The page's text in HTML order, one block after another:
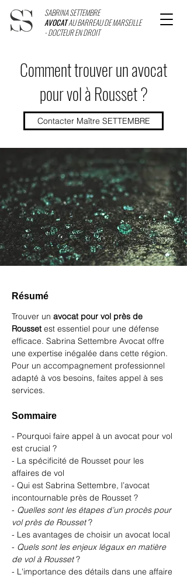
SABRINA SETTEMBRE
AVOCATAU BARREAU DE MARSEILLE
- DOCTEUR EN DROIT
Comment trouver un avocat
pour vol à Rousset ?
Contacter Maître SETTEMBRE
Résumé
Trouver un avocat pour vol près de
Rousset est essentiel pour une défense
efficace. Sabrina Settembre Avocat offre
une expertise inégalée dans cette région.
Pour un accompagnement professionnel
adapté à vos besoins, faites appel à ses
services.
Sommaire
- Pourquoi faire appel à un avocat pour vol
est crucial ?
- La spécificité de Rousset pour les
affaires de vol
- Qui est Sabrina Settembre, l’avocat
incontournable près de Rousset ?
- Quelles sont les étapes d’un procès pour
vol près de Rousset ?
- Les avantages de choisir un avocat local
- Quels sont les enjeux légaux en matière
de vol à Rousset ?
- L'importance des détails dans une affaire